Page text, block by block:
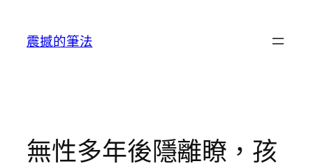
震撼的筆法
無性多年後隱離瞭，孩